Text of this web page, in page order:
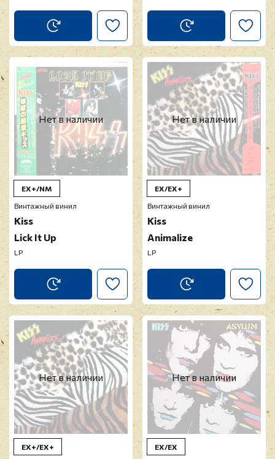
Нет в наличии
EX+/NM
Винтажный винил
Kiss
Lick It Up
LP
Нет в наличии
EX/EX+
Винтажный винил
Kiss
Animalize
LP
Нет в наличии
EX+/EX+
Нет в наличии
EX/EX